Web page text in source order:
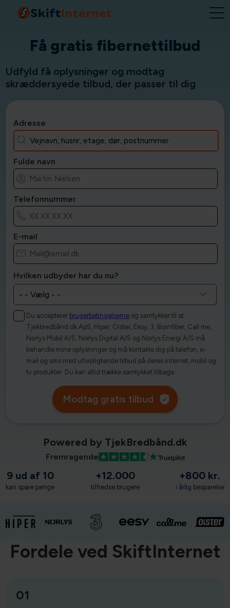
Få gratis fibernettilbud
Udfyld få oplysninger og modtag
skræddersyede tilbud, der passer til dig
Adresse
Fulde navn
Telefonnummer
E-mail
Hvilken udbyder har du nu?
Du accepterer brugerbetingelserne og samtykker til at
Tjekbredbånd.dk ApS, Hiper, Oister, Eesy, 3, Bornfiber, Call me,
Norlys Mobil A/S, Norlys Digital A/S og Norlys Energi A/S må
behandle mine oplysninger og må kontakte dig på telefon, e-
mail og sms med uforpligtende tilbud på deres internet, mobil og
tv produkter. Du kan altid trække samtykket tilbage.
Modtag gratis tilbud
Powered by TjekBredbånd.dk
Fremragende
9 ud af 10
kan spare penge
+12.000
tilfredse brugere
+800 kr.
i årlig besparelse
Fordele ved SkiftInternet
01